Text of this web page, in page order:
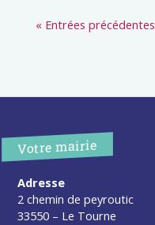
« Entrées précédentes
Votre mairie
Adresse
2 chemin de peyroutic
33550 – Le Tourne